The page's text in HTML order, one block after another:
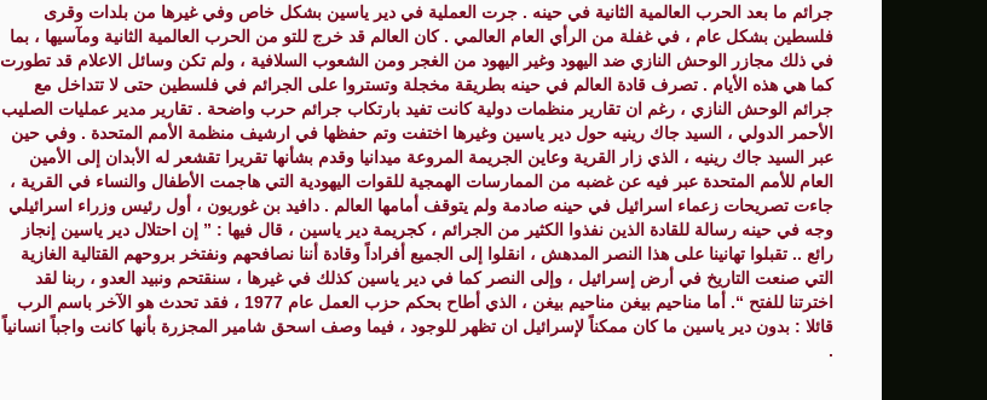
جرائم ما بعد الحرب العالمية الثانية في حينه . جرت العملية في دير ياسين بشكل خاص وفي غيرها من بلدات وقرى
فلسطين بشكل عام ، في غفلة من الرأي العام العالمي . كان العالم قد خرج للتو من الحرب العالمية الثانية ومآسيها ، بما
في ذلك مجازر الوحش النازي ضد اليهود وغير اليهود من الغجر ومن الشعوب السلافية ، ولم تكن وسائل الاعلام قد تطورت
كما هي هذه الأيام . تصرف قادة العالم في حينه بطريقة مخجلة وتستروا على الجرائم في فلسطين حتى لا تتداخل مع
جرائم الوحش النازي ، رغم ان تقارير منظمات دولية كانت تفيد بارتكاب جرائم حرب واضحة . تقارير مدير عمليات الصليب
الأحمر الدولي ، السيد جاك رينيه حول دير ياسين وغيرها اختفت وتم حفظها في ارشيف منظمة الأمم المتحدة . وفي حين
عبر السيد جاك رينيه ، الذي زار القرية وعاين الجريمة المروعة ميدانيا وقدم بشأنها تقريرا تقشعر له الأبدان إلى الأمين
العام للأمم المتحدة عبر فيه عن غضبه من الممارسات الهمجية للقوات اليهودية التي هاجمت الأطفال والنساء في القرية ،
جاءت تصريحات زعماء اسرائيل في حينه صادمة ولم يتوقف أمامها العالم . دافيد بن غوريون ، أول رئيس وزراء اسرائيلي
وجه في حينه رسالة للقادة الذين نفذوا الكثير من الجرائم ، كجريمة دير ياسين ، قال فيها : ” إن احتلال دير ياسين إنجاز
رائع .. تقبلوا تهانينا على هذا النصر المدهش ، انقلوا إلى الجميع أفراداً وقادة أننا نصافحهم ونفتخر بروحهم القتالية الغازية
التي صنعت التاريخ في أرض إسرائيل ، وإلى النصر كما في دير ياسين كذلك في غيرها ، سنقتحم ونبيد العدو ، ربنا لقد
اخترتنا للفتح “. أما مناحيم بيغن مناحيم بيغن ، الذي أطاح بحكم حزب العمل عام 1977 ، فقد تحدث هو الآخر باسم الرب
قائلا : بدون دير ياسين ما كان ممكناً لإسرائيل ان تظهر للوجود ، فيما وصف اسحق شامير المجزرة بأنها كانت واجباً انسانياً
.